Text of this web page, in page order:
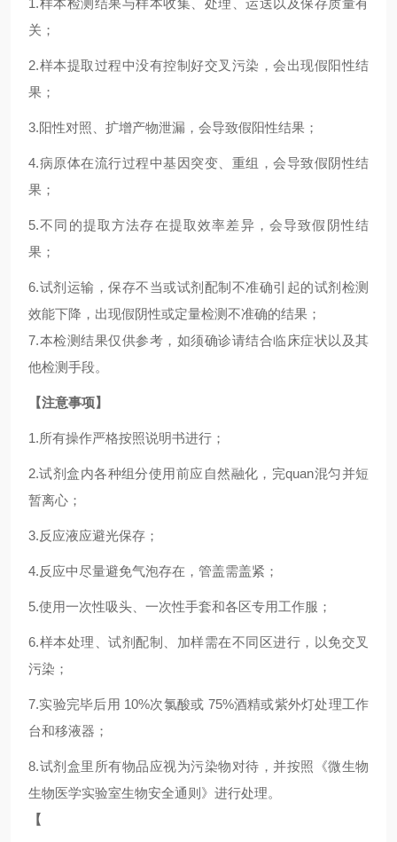
1.样本检测结果与样本收集、处理、运送以及保存质量有
关；
2.样本提取过程中没有控制好交叉污染，会出现假阳性结
果；
3.阳性对照、扩增产物泄漏，会导致假阳性结果；
4.病原体在流行过程中基因突变、重组，会导致假阴性结
果；
5.不同的提取方法存在提取效率差异，会导致假阴性结
果；
6.试剂运输，保存不当或试剂配制不准确引起的试剂检测
效能下降，出现假阴性或定量检测不准确的结果；
7.本检测结果仅供参考，如须确诊请结合临床症状以及其
他检测手段。
【注意事项】
1.所有操作严格按照说明书进行；
2.试剂盒内各种组分使用前应自然融化，完quan混匀并短
暂离心；
3.反应液应避光保存；
4.反应中尽量避免气泡存在，管盖需盖紧；
5.使用一次性吸头、一次性手套和各区专用工作服；
6.样本处理、试剂配制、加样需在不同区进行，以免交叉
污染；
7.实验完毕后用 10%次氯酸或 75%酒精或紫外灯处理工作
台和移液器；
8.试剂盒里所有物品应视为污染物对待，并按照《微生物
生物医学实验室生物安全通则》进行处理。
【